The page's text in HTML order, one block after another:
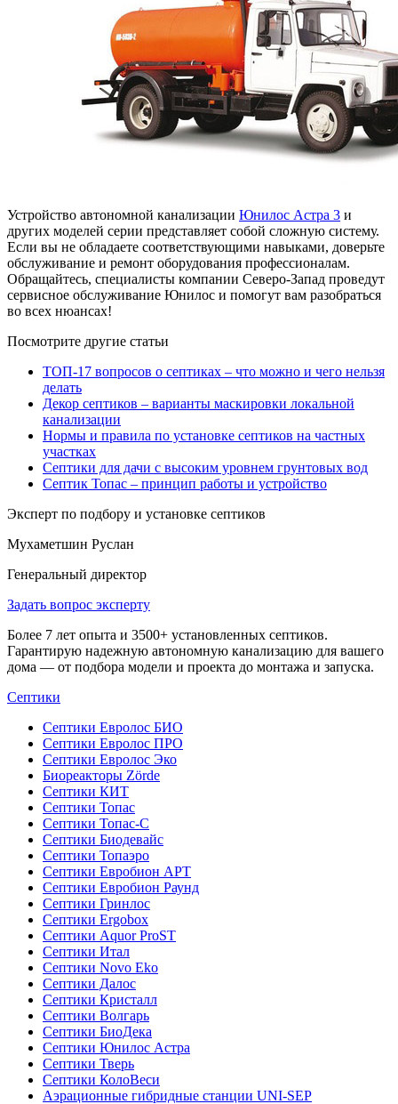
Устройство автономной канализации Юнилос Астра 3 и
других моделей серии представляет собой сложную систему.
Если вы не обладаете соответствующими навыками, доверьте
обслуживание и ремонт оборудования профессионалам.
Обращайтесь, специалисты компании Северо-Запад проведут
сервисное обслуживание Юнилос и помогут вам разобраться
во всех нюансах!
Посмотрите другие статьи
ТОП-17 вопросов о септиках – что можно и чего нельзя
делать
Декор септиков – варианты маскировки локальной
канализации
Нормы и правила по установке септиков на частных
участках
Септики для дачи с высоким уровнем грунтовых вод
Септик Топас – принцип работы и устройство
Эксперт по подбору и установке септиков
Мухаметшин Руслан
Генеральный директор
Задать вопрос эксперту
Более 7 лет опыта и 3500+ установленных септиков.
Гарантирую надежную автономную канализацию для вашего
дома — от подбора модели и проекта до монтажа и запуска.
Септики
Септики Евролос БИО
Септики Евролос ПРО
Септики Евролос Эко
Биореакторы Zörde
Септики КИТ
Септики Топас
Септики Топас-С
Септики Биодевайс
Септики Топаэро
Септики Евробион АРТ
Септики Евробион Раунд
Септики Гринлос
Септики Ergobox
Септики Aquor ProST
Септики Итал
Септики Novo Eko
Септики Далос
Септики Кристалл
Септики Волгарь
Септики БиоДека
Септики Юнилос Астра
Септики Тверь
Септики КолоВеси
Аэрационные гибридные станции UNI-SEP